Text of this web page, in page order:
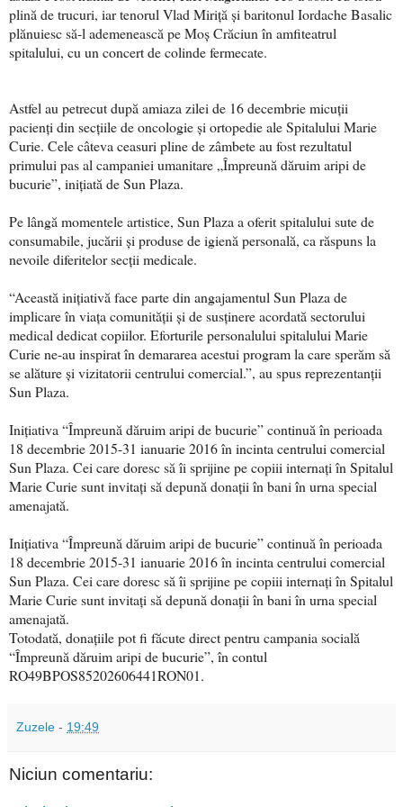
plină de trucuri, iar tenorul Vlad Miriță și baritonul Iordache Basalic
plănuiesc să-l ademenească pe Moș Crăciun în amfiteatrul
spitalului, cu un concert de colinde fermecate.
Astfel au petrecut după amiaza zilei de 16 decembrie micuții
pacienți din secțiile de oncologie și ortopedie ale Spitalului Marie
Curie. Cele câteva ceasuri pline de zâmbete au fost rezultatul
primului pas al campaniei umanitare „Împreună dăruim aripi de
bucurie”, inițiată de Sun Plaza.
Pe lângă momentele artistice, Sun Plaza a oferit spitalului sute de
consumabile, jucării și produse de igienă personală, ca răspuns la
nevoile diferitelor secții medicale.
“Această inițiativă face parte din angajamentul Sun Plaza de
implicare în viața comunității și de susținere acordată sectorului
medical dedicat copiilor. Eforturile personalului spitalului Marie
Curie ne-au inspirat în demararea acestui program la care sperăm să
se alăture și vizitatorii centrului comercial.”, au spus reprezentanții
Sun Plaza.
Inițiativa “Împreună dăruim aripi de bucurie” continuă în perioada
18 decembrie 2015-31 ianuarie 2016 în incinta centrului comercial
Sun Plaza. Cei care doresc să îi sprijine pe copiii internați în Spitalul
Marie Curie sunt invitați să depună donații în bani în urna special
amenajată.
Inițiativa “Împreună dăruim aripi de bucurie” continuă în perioada
18 decembrie 2015-31 ianuarie 2016 în incinta centrului comercial
Sun Plaza. Cei care doresc să îi sprijine pe copiii internați în Spitalul
Marie Curie sunt invitați să depună donații în bani în urna special
amenajată.
Totodată, donațiile pot fi făcute direct pentru campania socială
“Împreună dăruim aripi de bucurie”, în contul
RO49BPOS85202606441RON01.
Zuzele - 19:49
Niciun comentariu: